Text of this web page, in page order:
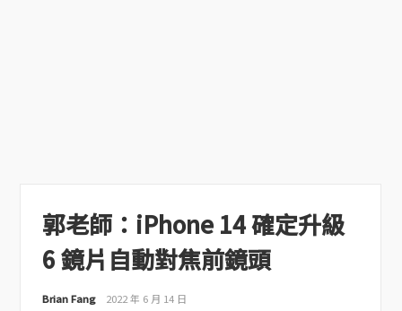
郭老師：iPhone 14 確定升級
6 鏡片自動對焦前鏡頭
Brian Fang 2022 年 6 月 14 日